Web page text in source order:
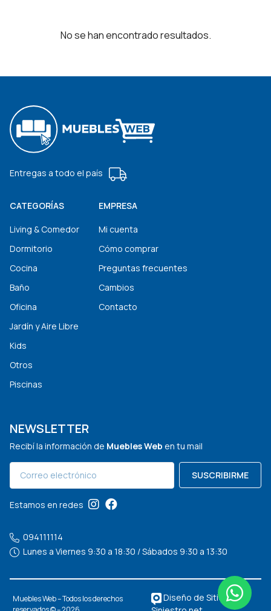
No se han encontrado resultados.
Entregas a todo el país
CATEGORÍAS
Living & Comedor
Dormitorio
Cocina
Baño
Oficina
Jardín y Aire Libre
Kids
Otros
Piscinas
EMPRESA
Mi cuenta
Cómo comprar
Preguntas frecuentes
Cambios
Contacto
NEWSLETTER
Recibí la información de Muebles Web en tu mail
SUSCRIBIRME
Estamos en redes
094111114
Lunes a Viernes 9:30 a 18:30 / Sábados 9:30 a 13:30
Muebles Web – Todos los derechos
Diseño de Sitios Web